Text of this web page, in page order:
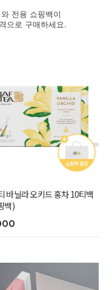
전용 쇼핑백이
으로 구매하세요.
바닐라 오키드 홍차 10티백
백)